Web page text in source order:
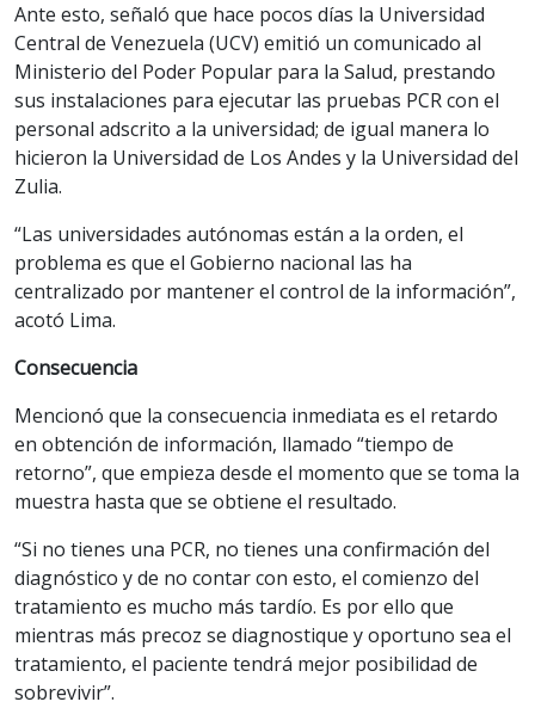
Ante esto, señaló que hace pocos días la Universidad
Central de Venezuela (UCV) emitió un comunicado al
Ministerio del Poder Popular para la Salud, prestando
sus instalaciones para ejecutar las pruebas PCR con el
personal adscrito a la universidad; de igual manera lo
hicieron la Universidad de Los Andes y la Universidad del
Zulia.
“Las universidades autónomas están a la orden, el
problema es que el Gobierno nacional las ha
centralizado por mantener el control de la información”,
acotó Lima.
Consecuencia
Mencionó que la consecuencia inmediata es el retardo
en obtención de información, llamado “tiempo de
retorno”, que empieza desde el momento que se toma la
muestra hasta que se obtiene el resultado.
“Si no tienes una PCR, no tienes una confirmación del
diagnóstico y de no contar con esto, el comienzo del
tratamiento es mucho más tardío. Es por ello que
mientras más precoz se diagnostique y oportuno sea el
tratamiento, el paciente tendrá mejor posibilidad de
sobrevivir”.